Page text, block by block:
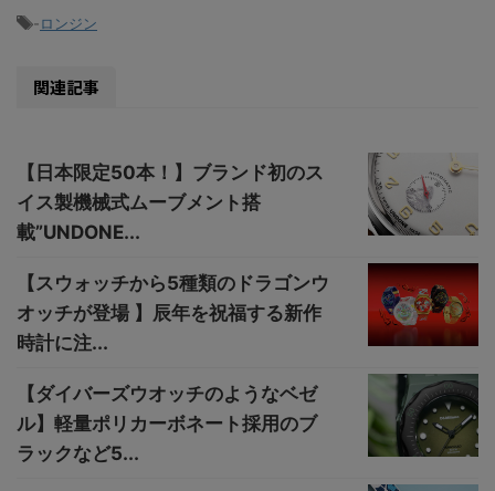
-ロンジン
関連記事
【日本限定50本！】ブランド初のス
イス製機械式ムーブメント搭
載”UNDONE...
【スウォッチから5種類のドラゴンウ
オッチが登場 】辰年を祝福する新作
時計に注...
【ダイバーズウオッチのようなベゼ
ル】軽量ポリカーボネート採用のブ
ラックなど5...